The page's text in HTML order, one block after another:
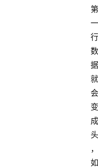
第
一
行
数
据
就
会
变
成
头
，
如